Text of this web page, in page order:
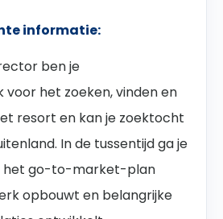
informatie:
ben je
het zoeken, vinden en
resort en kan je zoektocht
In de tussentijd ga je
het go-to-market-plan
opbouwt en belangrijke